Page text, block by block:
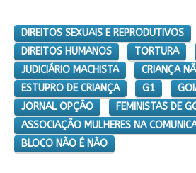
DIREITOS SEXUAIS E REPRODUTIVOS
DIREITOS HUMANOS
TORTURA
JUDICIÁRIO MACHISTA
CRIANÇA
ESTUPRO DE CRIANÇA
G1
JORNAL OPÇÃO
FEMINISTAS DE
ASSOCIAÇÃO MULHERES NA
BLOCO NÃO É NÃO